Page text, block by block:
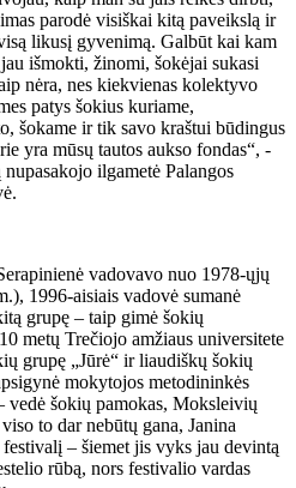
parodė visiškai kitą paveikslą ir
likusį gyvenimą. Galbūt kai kam
išmokti, žinomi, šokėjai sukasi
nėra, nes kiekvienas kolektyvo
patys šokius kuriame,
šokame ir tik savo kraštui būdingus
yra mūsų tautos aukso fondas“, -
ilgametė Palangos
vadovavo nuo 1978-ųjų
1996-aisiais vadovė sumanė
grupę – taip gimė šokių
metų Trečiojo amžiaus universitete
grupę „Jūrė“ ir liaudiškų šokių
mokytojos metodininkės
šokių pamokas, Moksleivių
to dar nebūtų gana, Janina
– šiemet jis vyks jau devintą
rūbą, nors festivalio vardas